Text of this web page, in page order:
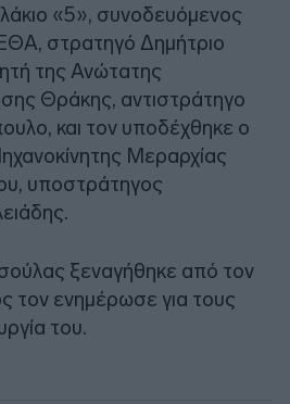
«5», συνοδευόμενος
στρατηγό Δημήτριο
της Ανώτατης
Θράκης, αντιστράτηγο
και τον υποδέχθηκε ο
Μεραρχίας
υποστράτηγος
ξεναγήθηκε από τον
τον ενημέρωσε για τους
του.